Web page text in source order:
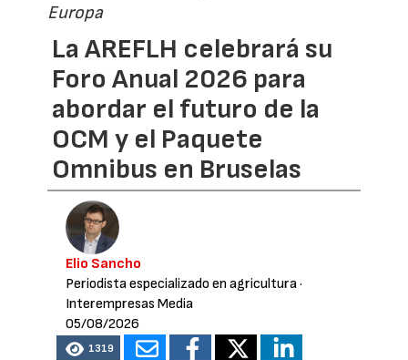
Europa
La AREFLH celebrará su
Foro Anual 2026 para
abordar el futuro de la
OCM y el Paquete
Omnibus en Bruselas
Elio Sancho
Periodista especializado en agricultura·
Interempresas Media
05/08/2026
1319